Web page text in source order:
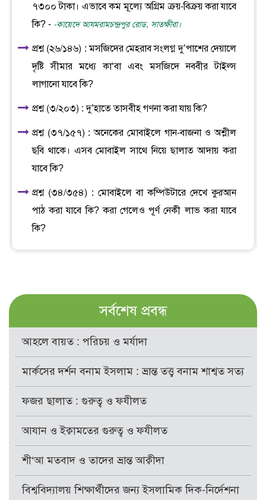
৭৩০০ টাকা। এভাবে কম মূল্যে অগ্রিম ক্রয়-বিক্রয় করা যাবে
কি? - -কায়েদে আযমরামচন্দ্রপুর রোড, সাতক্ষীরা।
প্রশ্ন (২৬/১৪৬) : মসজিদের মেহরাব সংলগ্ন দু’পাশের দেয়ালে
দৃষ্টি সীমার মধ্যে কা‘বা এবং মসজিদে নববীর টাইল্স
লাগানো যাবে কি?
প্রশ্ন (৩/২০৩) : দু’হাতে তাসবীহ গণনা করা যায় কি?
প্রশ্ন (৩৭/১৫৭) : অনেকের মোবাইলে গান-বাজনা ও অশ্লীল
ছবি থাকে। এসব মোবাইল সাথে নিয়ে ছালাত আদায় করা
যাবে কি?
প্রশ্ন (৩৪/৩৫৪) : মোবাইলে বা কম্পিউটারে দেখে কুরআন
পাঠ করা যাবে কি? করা গেলেও পূর্ণ নেকী লাভ করা যাবে
কি?
সর্বশেষ প্রবন্ধ
আহলে বায়ত : পরিচয় ও মর্যাদা
মার্কসের দর্শন বনাম ইসলাম : ভ্রান্ত তত্ত্ব বনাম শাশ্বত সত্য
ফজর ছালাত : গুরুত্ব ও ফযীলত
আযান ও ইক্বামতের গুরুত্ব ও ফযীলত
শী‘আ মতবাদ ও তাদের ভ্রান্ত আক্বীদা
বিশ্ববিদ্যালয় শিক্ষার্থীদের জন্য ইসলামিক দিক-নির্দেশনা